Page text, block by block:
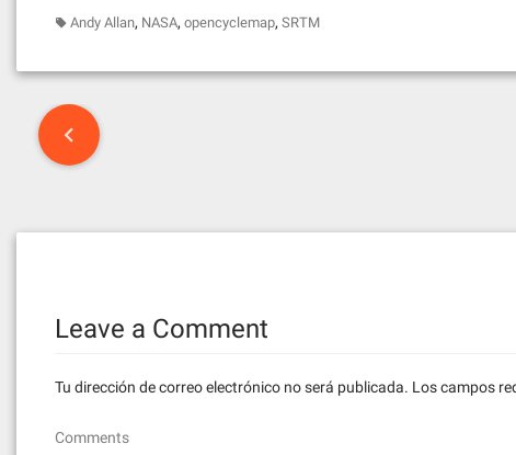
Andy Allan, NASA, opencyclemap, SRTM
Post
navigation
Leave a Comment
Tu dirección de correo electrónico no será publicada. Los campos
Comments